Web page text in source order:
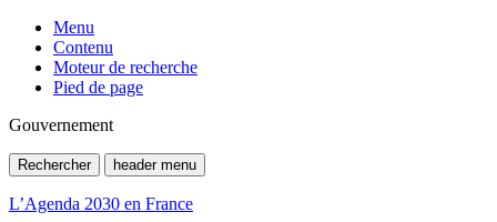
Menu
Contenu
Moteur de recherche
Pied de page
Gouvernement
Rechercher header menu
L’Agenda 2030 en France